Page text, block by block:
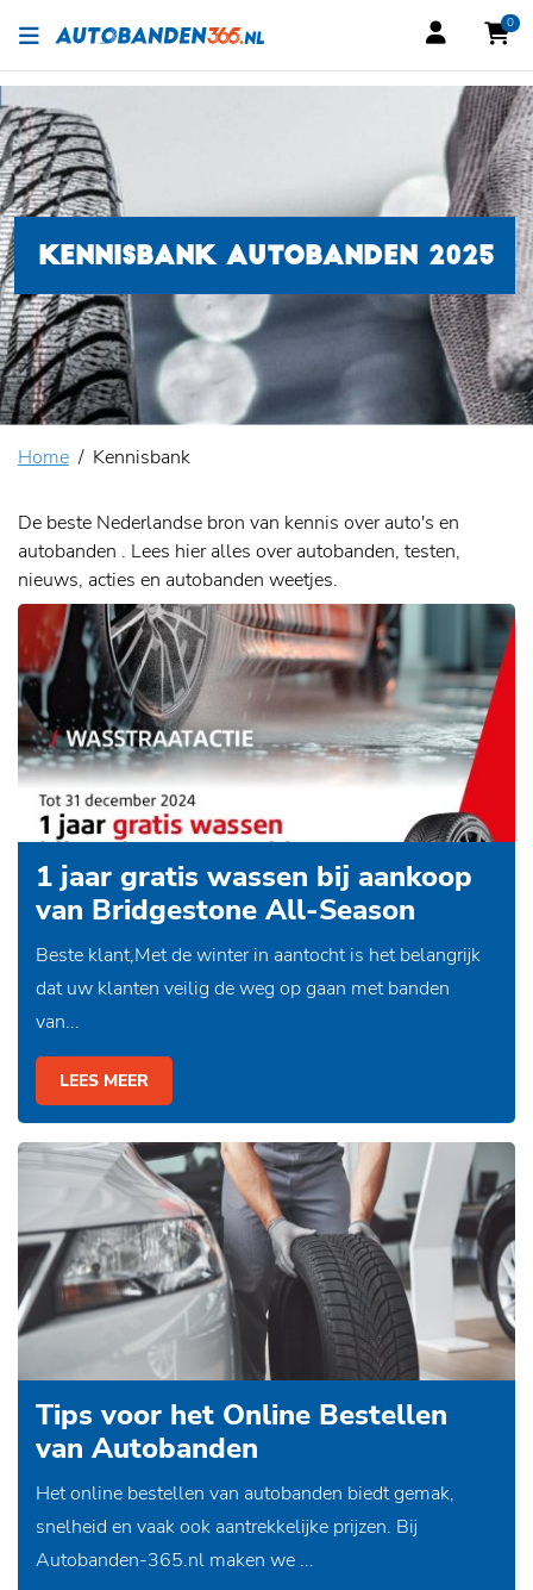
0
KENNISBANK AUTOBANDEN 2025
Home Kennisbank
De beste Nederlandse bron van kennis over auto's en
autobanden . Lees hier alles over autobanden, testen,
nieuws, acties en autobanden weetjes.
1 jaar gratis wassen bij aankoop
van Bridgestone All-Season
banden
Beste klant,Met de winter in aantocht is het belangrijk
dat uw klanten veilig de weg op gaan met banden
van...
LEES MEER
Tips voor het Online Bestellen
van Autobanden
Het online bestellen van autobanden biedt gemak,
snelheid en vaak ook aantrekkelijke prijzen. Bij
Autobanden-365.nl maken we ...